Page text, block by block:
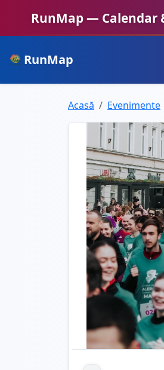
RunMap — Calendar
RunMap
Acasă Evenimente